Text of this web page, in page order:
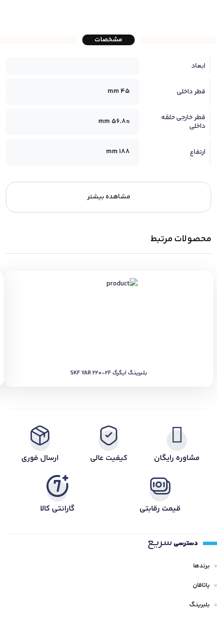
مشخصات
ابعاد
قطر داخلی 45 mm
قطر خارجی حلقه
داخلی
≈56.8 mm
ارتفاع 188 mm
مشاهده بیشتر
محصولات مرتبط
بلبرینگ ایگرگ SKF YAR 220-2F
مشاوره رایگان کیفیت عالی ارسال فوری
قیمت رقابتی گارانتی کالا
دسترسی سریع
برندها
یاتاقان
بلبرینگ